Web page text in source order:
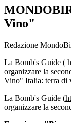
Vino"
Redazione
La Bomb's Guide (
organizzare la
Vino" Italia: terra
La Bomb's Guide (
organizzare la